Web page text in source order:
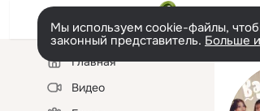
Мы используем cookie-файлы,
законный представитель. Больше
Левая
колонкаГлавная
Видео